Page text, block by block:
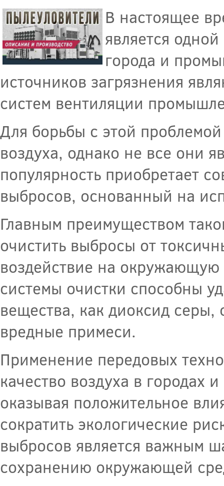
В настоящее
является
города и
источников загрязнения
систем вентиляции
Для борьбы с этой
воздуха, однако не все они
популярность приобретает
выбросов, основанный на
Главным преимуществом
очистить выбросы от
воздействие на
системы очистки способны
вещества, как диоксид серы,
вредные примеси.
Применение передовых
качество воздуха в
оказывая положительное
сократить экологические
выбросов является важным
сохранению окружающей